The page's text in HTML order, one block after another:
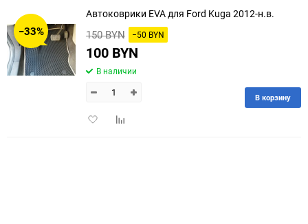
−33%
Автоковрики EVA для Ford Kuga 2012-н.в.
150 BYN −50 BYN
100 BYN
В наличии
ДобавитьДобавить
В корзину